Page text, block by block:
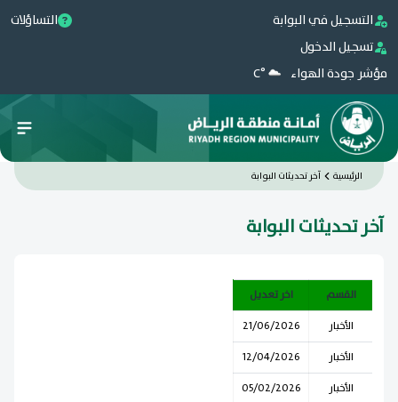
التسجيل في البوابة
تسجيل الدخول
مؤشر جودة الهواء
°C
التساؤلات
الرئيسية آخر تحديثات البوابة
آخر تحديثات البوابة
القسم
اخر تعديل
الأخبار
21/06/2026
الأخبار
12/04/2026
الأخبار
05/02/2026